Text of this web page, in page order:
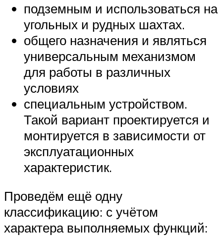
подземным и использоваться на
угольных и рудных шахтах.
общего назначения и являться
универсальным механизмом
для работы в различных
условиях
специальным устройством.
Такой вариант проектируется и
монтируется в зависимости от
эксплуатационных
характеристик.
Проведём ещё одну
классификацию: с учётом
характера выполняемых функций: